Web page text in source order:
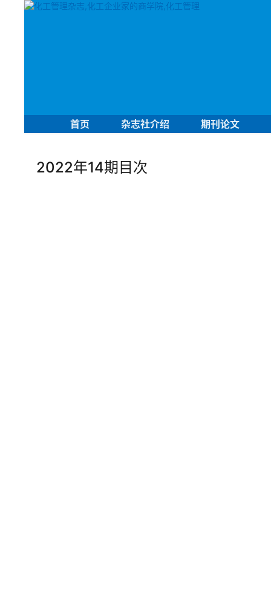
首页 杂志社介绍 期刊论文
2022年14期目次